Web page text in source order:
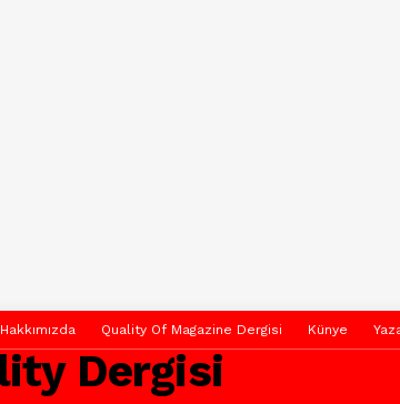
Hakkımızda Quality Of Magazine Dergisi Künye